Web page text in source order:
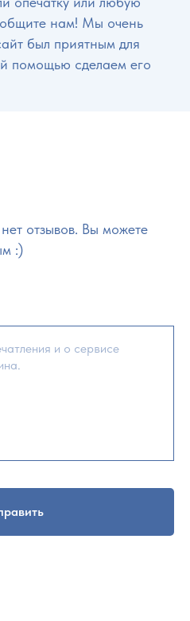
нам! Мы очень
был приятным для
помощью сделаем его
отзывов. Вы можете
:)